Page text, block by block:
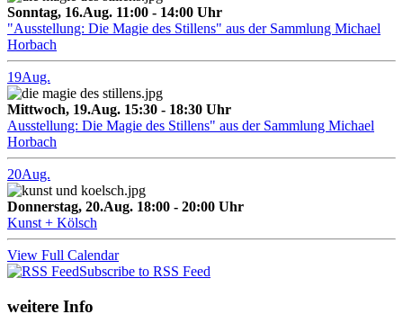
Sonntag, 16.Aug. 11:00 - 14:00 Uhr
"Ausstellung: Die Magie des Stillens" aus der Sammlung Michael
Horbach
19Aug.
Mittwoch, 19.Aug. 15:30 - 18:30 Uhr
Ausstellung: Die Magie des Stillens" aus der Sammlung Michael
Horbach
20Aug.
Donnerstag, 20.Aug. 18:00 - 20:00 Uhr
Kunst + Kölsch
View Full Calendar
Subscribe to RSS Feed
weitere Info